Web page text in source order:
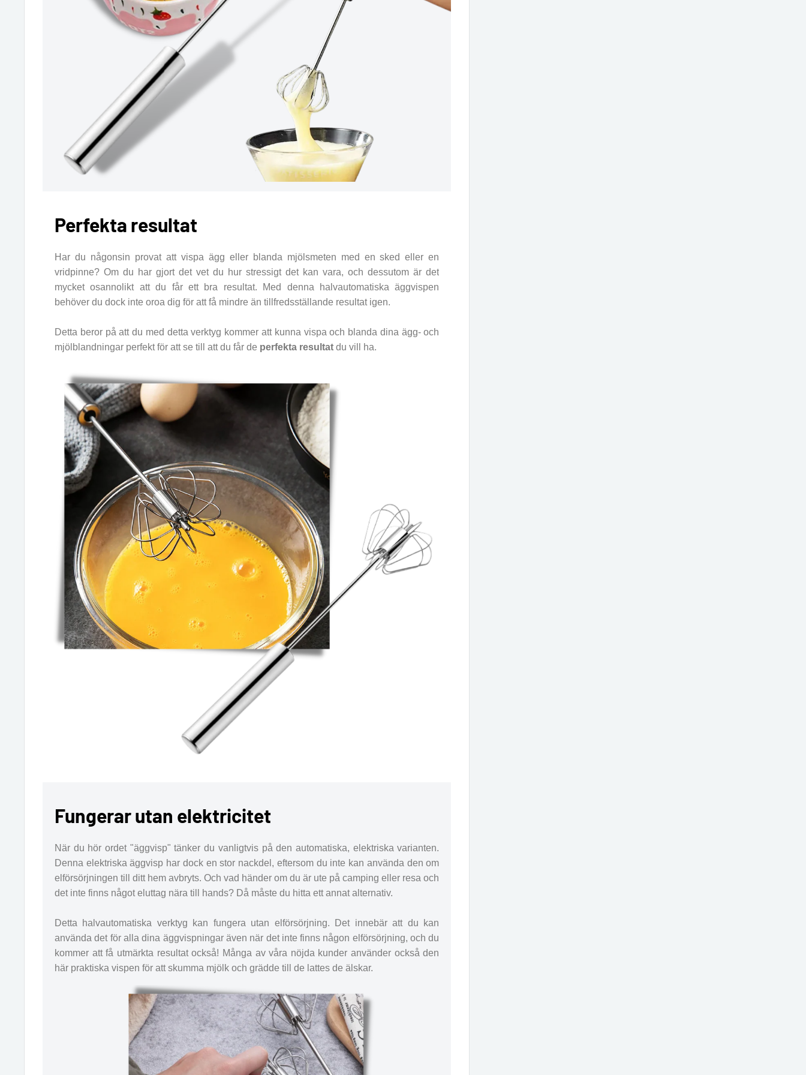
Perfekta resultat
Har du någonsin provat att vispa ägg eller blanda mjölsmeten med en sked eller en
vridpinne? Om du har gjort det vet du hur stressigt det kan vara, och dessutom är det
mycket osannolikt att du får ett bra resultat. Med denna halvautomatiska äggvispen
behöver du dock inte oroa dig för att få mindre än tillfredsställande resultat igen.
Detta beror på att du med detta verktyg kommer att kunna vispa och blanda dina ägg- och
mjölblandningar perfekt för att se till att du får de perfekta resultat du vill ha.
Fungerar utan elektricitet
När du hör ordet "äggvisp" tänker du vanligtvis på den automatiska, elektriska varianten.
Denna elektriska äggvisp har dock en stor nackdel, eftersom du inte kan använda den om
elförsörjningen till ditt hem avbryts. Och vad händer om du är ute på camping eller resa och
det inte finns något eluttag nära till hands? Då måste du hitta ett annat alternativ.
Detta halvautomatiska verktyg kan fungera utan elförsörjning. Det innebär att du kan
använda det för alla dina äggvispningar även när det inte finns någon elförsörjning, och du
kommer att få utmärkta resultat också! Många av våra nöjda kunder använder också den
här praktiska vispen för att skumma mjölk och grädde till de lattes de älskar.